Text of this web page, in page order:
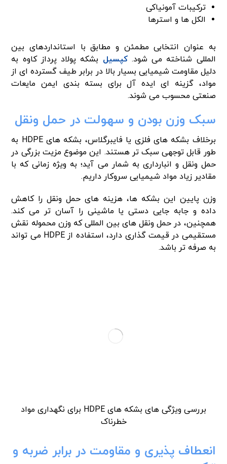
ترکیبات آمونیاکی
الکل ها و استرها
به عنوان انتخابی مطمئن و مطابق با استانداردهای بین
المللی شناخته می شود.کپسیل‌ بشکه پولاد پرداز کاوه به
دلیل مقاومت شیمیایی بسیار بالا در برابر طیف گسترده‌ ای از
مواد، گزینه‌ ای ایده‌ آل برای بسته‌ بندی ایمن مایعات
صنعتی محسوب می‌ شوند.
سبک وزن بودن و سهولت در حمل ونقل
برخلاف بشکه های فلزی یا فایبرگلاس، بشکه های HDPE به
طور قابل توجهی سبک تر هستند. این موضوع مزیت بزرگی در
حمل ونقل و انبارداری به شمار می آید؛ به ویژه زمانی که با
مقادیر زیاد مواد شیمیایی سروکار داریم.
وزن پایین این بشکه ها، هزینه های حمل ونقل را کاهش
داده و جابه جایی دستی یا ماشینی را آسان تر می کند.
همچنین، در حمل ونقل های بین المللی که وزن محموله نقش
مستقیمی در قیمت گذاری دارد، استفاده از HDPE می تواند
به صرفه تر باشد.
بررسی ویژگی های بشکه های HDPE برای نگهداری مواد
خطرناک
انعطاف پذیری و مقاومت در برابر ضربه و